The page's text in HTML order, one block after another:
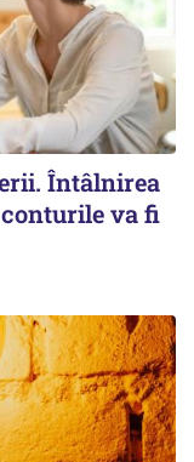
Întâlnirea
va fi